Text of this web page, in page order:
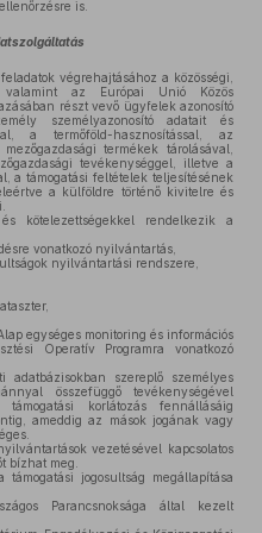
is.
végrehajtásához a közösségi,
az Európai Unió Közös
részt vevő ügyfelek azonosító
személyazonosító adatait és
a termőföld-hasznosítással, az
termékek tárolásával,
tevékenységgel, illetve a
a támogatási feltételek teljesítésének
a külföldre történő kivitelre és
kötelezettségekkel rendelkezik a
vonatkozó nyilvántartás,
nyilvántartási rendszere,
egységes monitoring és információs
Operatív Programra vonatkozó
adatbázisokban szereplő személyes
összefüggő tevékenységével
korlátozás fennállásáig
ameddig az mások jogának vagy
vezetésével kapcsolatos
bízhat meg.
jogosultság megállapítása
Parancsnoksága által kezelt